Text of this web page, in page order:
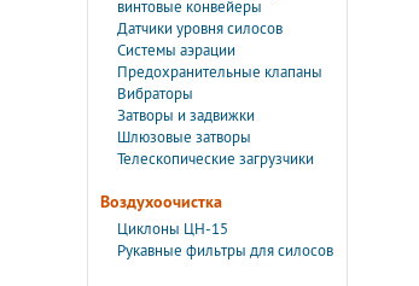
винтовые конвейеры
Датчики уровня силосов
Системы аэрации
Предохранительные клапаны
Вибраторы
Затворы и задвижки
Шлюзовые затворы
Телескопические загрузчики
Воздухоочистка
Циклоны ЦН-15
Рукавные фильтры для силосов